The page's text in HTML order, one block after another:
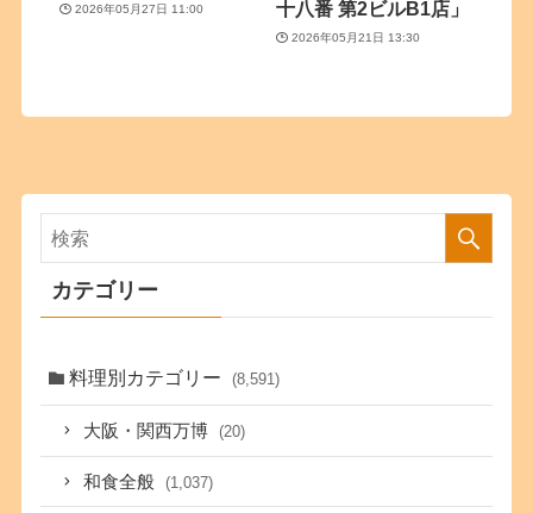
2026年05月27日 11:00
十八番 第2ビルB1店」
2026年05月21日 13:30
カテゴリー
料理別カテゴリー (8,591)
大阪・関西万博 (20)
和食全般 (1,037)